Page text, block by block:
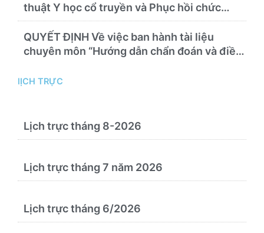
thuật Y học cổ truyền và Phục hồi chức
năng thực hiện tại Bệnh viện
QUYẾT ĐỊNH Về việc ban hành tài liệu
chuyên môn “Hướng dẫn chẩn đoán và điều
cổ truyền với y học hiện đại”
lỊCH TRỰC
Lịch trực tháng 8-2026
Lịch trực tháng 7 năm 2026
Lịch trực tháng 6/2026